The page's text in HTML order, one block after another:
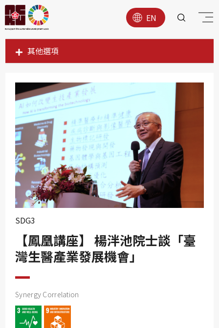
EN
其他選項
SDG1
SDG3
SDG4
SDG5
SDG6
SDG7
SDG8
SDG9
SDG11
SDG12
SDG3
【鳳凰講座】 楊泮池院士談「臺
灣生醫產業發展機會」
Synergy Correlation